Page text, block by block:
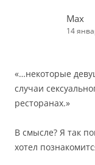
Max
14
«…некоторые
случаи
ресторанах.»
В смысле? Я так
хотел